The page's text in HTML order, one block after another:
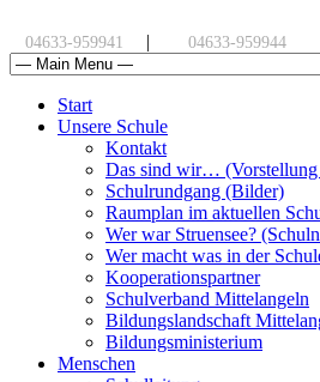
04633-959941 | 04633-959944
Start
Unsere Schule
Kontakt
Das sind wir… (Vorstellung
Schulrundgang (Bilder)
Raumplan im aktuellen
Wer war Struensee?
Wer macht was in der
Kooperationspartner
Schulverband Mittelangeln
Bildungslandschaft
Bildungsministerium
Menschen